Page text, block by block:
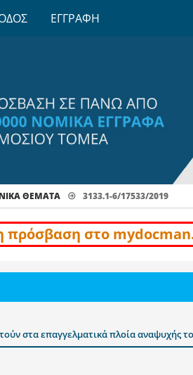
ΕΓΓΡΑΦΗ
ΘΈΜΑΤΑ 3133.1-6/17533/2019
πρόσβαση στο
στα επαγγελματικά πλοία αναψυχής